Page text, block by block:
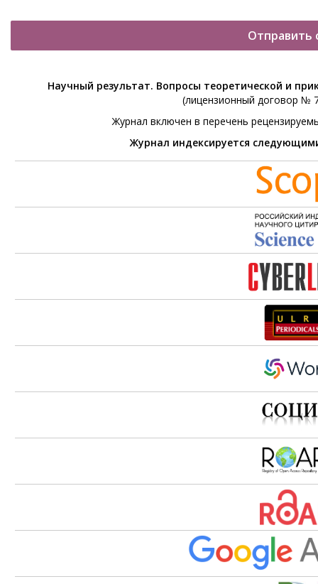
Отправить
Научный результат. Вопросы теоретической и
(лицензионный договор №
Журнал включен в перечень
Журнал индексируется